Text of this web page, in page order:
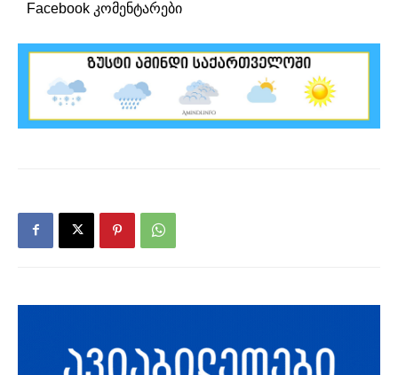
Facebook კომენტარები